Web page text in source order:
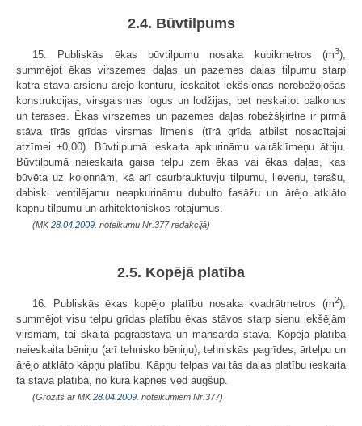
2.4. Būvtilpums
15. Publiskās ēkas būvtilpumu nosaka kubikmetros (m3),
summējot ēkas virszemes daļas un pazemes daļas tilpumu starp
katra stāva ārsienu ārējo kontūru, ieskaitot iekšsienas norobežojošās
konstrukcijas, virsgaismas logus un lodžijas, bet neskaitot balkonus
un terases. Ēkas virszemes un pazemes daļas robežšķirtne ir pirmā
stāva tīrās grīdas virsmas līmenis (tīrā grīda atbilst nosacītajai
atzīmei ±0,00). Būvtilpumā ieskaita apkurināmu vairāklīmeņu ātriju.
Būvtilpumā neieskaita gaisa telpu zem ēkas vai ēkas daļas, kas
būvēta uz kolonnām, kā arī caurbrauktuvju tilpumu, lieveņu, terašu,
dabiski ventilējamu neapkurināmu dubulto fasāžu un ārējo atklāto
kāpņu tilpumu un arhitektoniskos rotājumus.
(MK28.04.2009. noteikumu Nr.377 redakcijā)
2.5. Kopējā platība
16. Publiskās ēkas kopējo platību nosaka kvadrātmetros (m2),
summējot visu telpu grīdas platību ēkas stāvos starp sienu iekšējām
virsmām, tai skaitā pagrabstāvā un mansarda stāvā. Kopējā platībā
neieskaita bēniņu (arī tehnisko bēniņu), tehniskās pagrīdes, ārtelpu un
ārējo atklāto kāpņu platību. Kāpņu telpas vai tās daļas platību ieskaita
tā stāva platībā, no kura kāpnes ved augšup.
(Grozīts ar MK28.04.2009. noteikumiem Nr.377)